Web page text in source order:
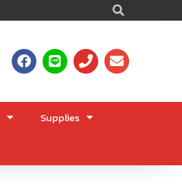
F
a
L
i
P
h
E
n
Supplies